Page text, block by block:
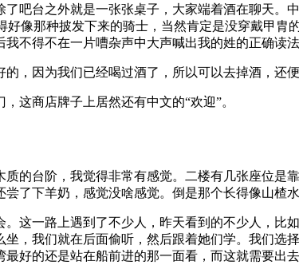
吧台之外就是一张张桌子，大家端着酒在聊天。
像那种披发下来的骑士，当然肯定是没穿戴甲
不得不在一片嘈杂声中大声喊出我的姓的正确读
，因为我们已经喝过酒了，所以可以去掉酒，还
这商店牌子上居然还有中文的“欢迎”。
的台阶，我觉得非常有感觉。二楼有几张座位
了下羊奶，感觉没啥感觉。倒是那个长得像山楂水
这一路上遇到了不少人，昨天看到的不少人，
，我们就在后面偷听，然后跟着她们学。我们选
好的还是站在船前进的那一面看，而这就需要出去